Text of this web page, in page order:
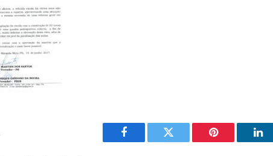
Facebook Twitter Pinterest
O